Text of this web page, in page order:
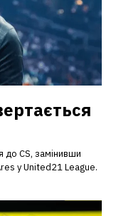
до CS, замінивши
у United21 League.